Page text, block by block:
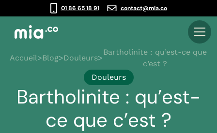
01 86 65 18 91 contact@mia.co
Accueil>Blog>Douleurs>
Bartholinite : qu’est-ce que
c’est ?
Douleurs
Bartholinite : qu’est-
ce que c’est ?